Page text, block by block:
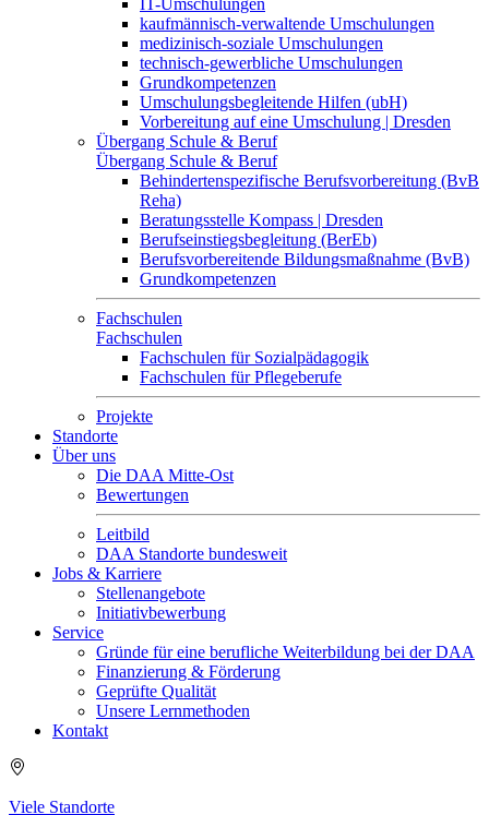
IT-Umschulungen
kaufmännisch-verwaltende Umschulungen
medizinisch-soziale Umschulungen
technisch-gewerbliche Umschulungen
Grundkompetenzen
Umschulungsbegleitende Hilfen (ubH)
Vorbereitung auf eine Umschulung | Dresden
Übergang Schule & Beruf
Übergang Schule & Beruf
Behindertenspezifische Berufsvorbereitung (BvB
Reha)
Beratungsstelle Kompass | Dresden
Berufseinstiegsbegleitung (BerEb)
Berufsvorbereitende Bildungsmaßnahme (BvB)
Grundkompetenzen
Fachschulen
Fachschulen
Fachschulen für Sozialpädagogik
Fachschulen für Pflegeberufe
Projekte
Standorte
Über uns
Die DAA Mitte-Ost
Bewertungen
Leitbild
DAA Standorte bundesweit
Jobs & Karriere
Stellenangebote
Initiativbewerbung
Service
Gründe für eine berufliche Weiterbildung bei der DAA
Finanzierung & Förderung
Geprüfte Qualität
Unsere Lernmethoden
Kontakt
Viele Standorte